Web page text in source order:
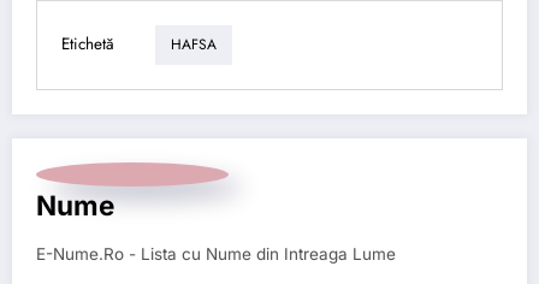
Etichetă HAFSA
Nume
E-Nume.Ro - Lista cu Nume din Intreaga Lume